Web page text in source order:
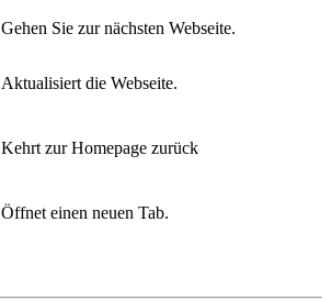
Gehen Sie zur nächsten Webseite.
Aktualisiert die Webseite.
Kehrt zur Homepage zurück
Öffnet einen neuen Tab.